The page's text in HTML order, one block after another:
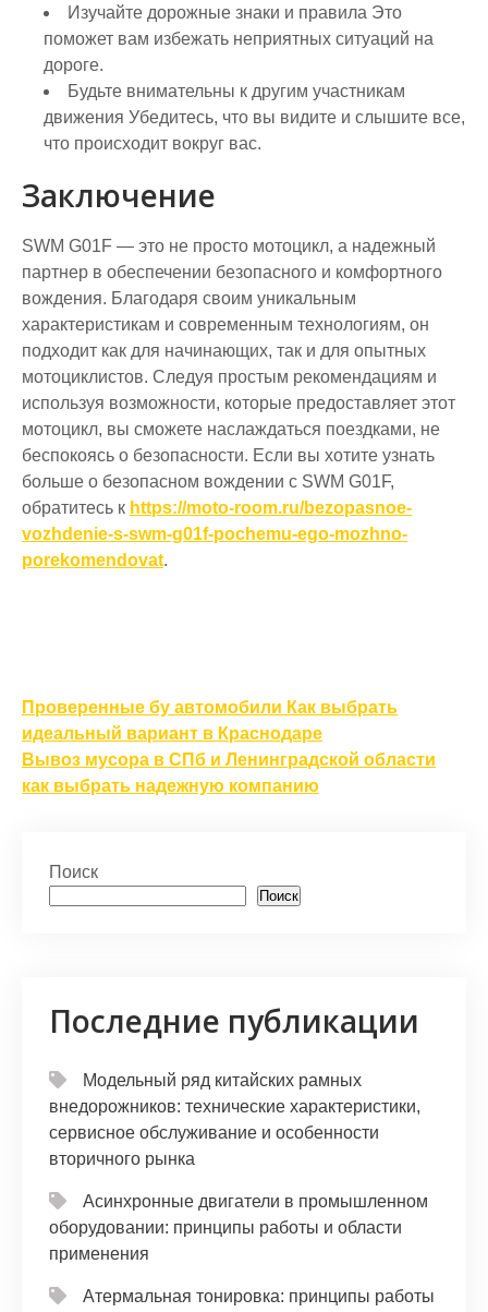
Изучайте дорожные знаки и правила Это
поможет вам избежать неприятных ситуаций на
дороге.
Будьте внимательны к другим участникам
движения Убедитесь, что вы видите и слышите все,
что происходит вокруг вас.
Заключение
SWM G01F — это не просто мотоцикл, а надежный
партнер в обеспечении безопасного и комфортного
вождения. Благодаря своим уникальным
характеристикам и современным технологиям, он
подходит как для начинающих, так и для опытных
мотоциклистов. Следуя простым рекомендациям и
используя возможности, которые предоставляет этот
мотоцикл, вы сможете наслаждаться поездками, не
беспокоясь о безопасности. Если вы хотите узнать
больше о безопасном вождении с SWM G01F,
обратитесь к https://moto-room.ru/bezopasnoe-
vozhdenie-s-swm-g01f-pochemu-ego-mozhno-
porekomendovat.
Навигация
по
записям
Проверенные бу автомобили Как выбрать
идеальный вариант в Краснодаре
Вывоз мусора в СПб и Ленинградской области
как выбрать надежную компанию
Поиск
Поиск
Последние публикации
Модельный ряд китайских рамных
внедорожников: технические характеристики,
сервисное обслуживание и особенности
вторичного рынка
Асинхронные двигатели в промышленном
оборудовании: принципы работы и области
применения
Атермальная тонировка: принципы работы